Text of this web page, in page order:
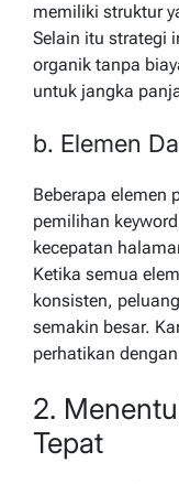
memiliki struktur
Selain itu strategi
organik tanpa
untuk jangka
b. Elemen
Beberapa elemen
pemilihan
kecepatan
Ketika semua
konsisten,
semakin besar.
perhatikan
2.
Tepat